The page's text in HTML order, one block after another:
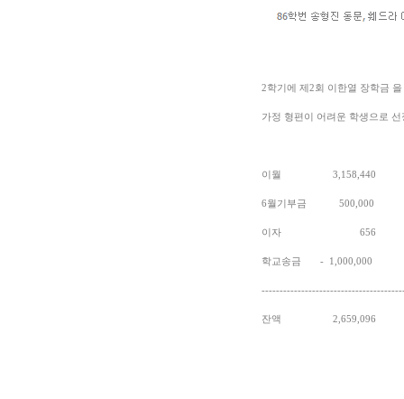
2학기에 제2회 이한열 장학금
가정 형편이 어려운 학생으로
이월 3,158,440
6월기부금 500,000
이자 656
학교송금 - 1,000,000
잔액 2,659,096